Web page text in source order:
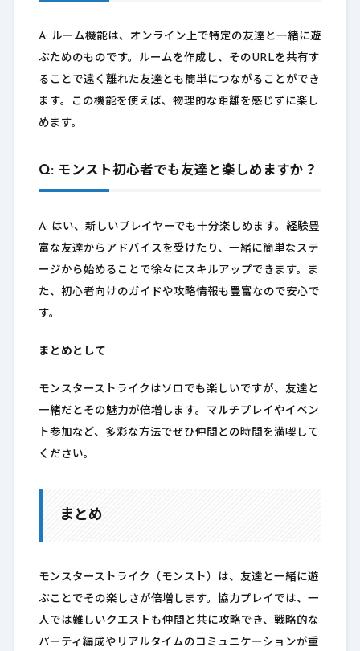
A: ルーム機能は、オンライン上で特定の友達と一緒に遊
ぶためのものです。ルームを作成し、そのURLを共有す
ることで遠く離れた友達とも簡単につながることができ
ます。この機能を使えば、物理的な距離を感じずに楽し
めます。
Q: モンスト初心者でも友達と楽しめますか？
A: はい、新しいプレイヤーでも十分楽しめます。経験豊
富な友達からアドバイスを受けたり、一緒に簡単なステ
ージから始めることで徐々にスキルアップできます。ま
た、初心者向けのガイドや攻略情報も豊富なので安心で
す。
まとめとして
モンスターストライクはソロでも楽しいですが、友達と
一緒だとその魅力が倍増します。マルチプレイやイベン
ト参加など、多彩な方法でぜひ仲間との時間を満喫して
ください。
まとめ
モンスターストライク（モンスト）は、友達と一緒に遊
ぶことでその楽しさが倍増します。協力プレイでは、一
人では難しいクエストも仲間と共に攻略でき、戦略的な
パーティ編成やリアルタイムのコミュニケーションが重